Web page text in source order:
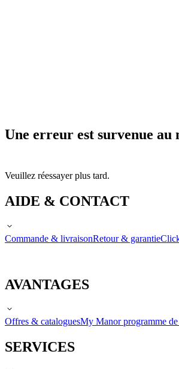
Une erreur est survenue au
Veuillez réessayer plus tard.
AIDE & CONTACT
Commande & livraisonRetour & garantie
AVANTAGES
Offres & cataloguesMy Manor programme
SERVICES